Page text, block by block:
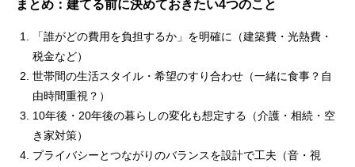
まとめ：建てる前に決めておきたい4つのこと
「誰がどの費用を負担するか」を明確に（建築費・光熱費・
税金など）
世帯間の生活スタイル・希望のすり合わせ（一緒に食事？自
由時間重視？）
10年後・20年後の暮らしの変化も想定する（介護・相続・空
き家対策）
プライバシーとつながりのバランスを設計で工夫（音・視